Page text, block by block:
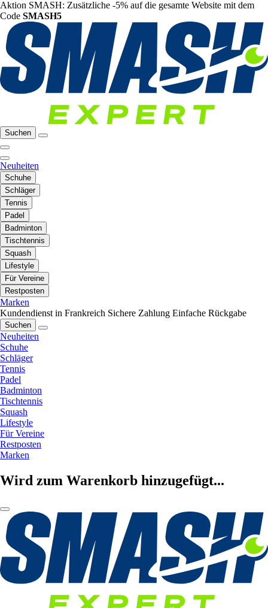
Aktion SMASH: Zusätzliche -5% auf die gesamte Website mit dem
Code SMASH5
Suchen
Neuheiten
Schuhe
Schläger
Tennis
Padel
Badminton
Tischtennis
Squash
Lifestyle
Für Vereine
Restposten
Marken
Kundendienst in Frankreich Sichere Zahlung Einfache Rückgabe
Suchen
Neuheiten
Schuhe
Schläger
Tennis
Padel
Badminton
Tischtennis
Squash
Lifestyle
Für Vereine
Restposten
Marken
Wird zum Warenkorb hinzugefügt...